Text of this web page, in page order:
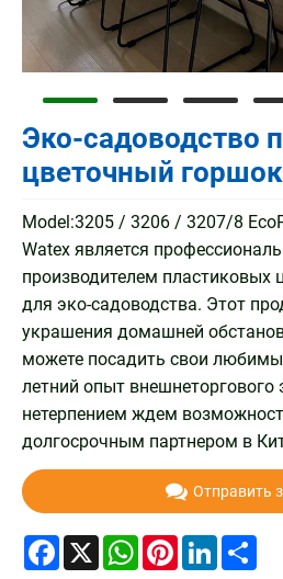
Эко-садоводство
цветочный горшок
Model:3205 / 3206 / 3207/8
Watex является
производителем пластиковых
для эко-садоводства. Этот
украшения домашней
можете посадить свои
летний опыт
нетерпением ждем
долгосрочным партнером в
Отправить
Facebook
X WhatsApp
PinterestLinkedIn